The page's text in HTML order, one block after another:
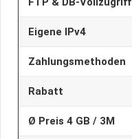
Eigene IPv4
Zahlungsmethoden
Rabatt
Ø Preis 4 GB / 3M